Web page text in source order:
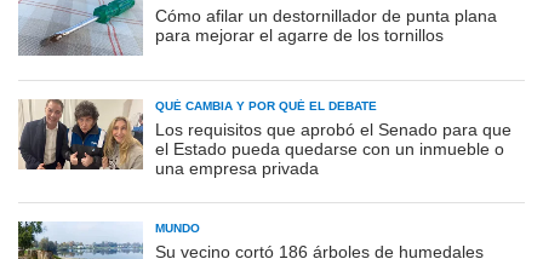
Cómo afilar un destornillador de punta plana
para mejorar el agarre de los tornillos
QUÉ CAMBIA Y POR QUÉ EL DEBATE
Los requisitos que aprobó el Senado para que
el Estado pueda quedarse con un inmueble o
una empresa privada
MUNDO
Su vecino cortó 186 árboles de humedales